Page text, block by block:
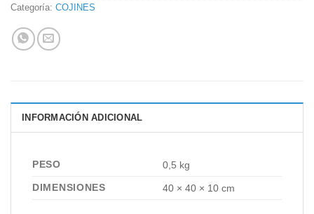
Categoría: COJINES
INFORMACIÓN ADICIONAL
PESO
0,5 kg
DIMENSIONES
40 × 40 × 10 cm